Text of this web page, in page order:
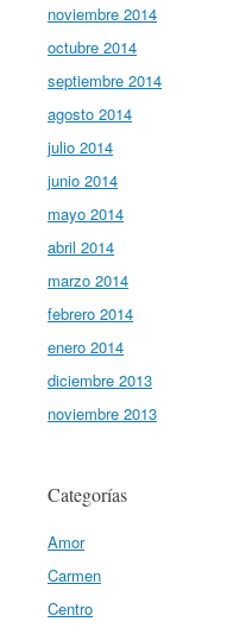
noviembre 2014
octubre 2014
septiembre 2014
agosto 2014
julio 2014
junio 2014
mayo 2014
abril 2014
marzo 2014
febrero 2014
enero 2014
diciembre 2013
noviembre 2013
Categorías
Amor
Carmen
Centro